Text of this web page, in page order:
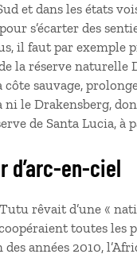
et dans les états
s’écarter des
il faut par
la réserve naturelle
sauvage,
le Drakensberg,
de Santa Lucia, à
d’arc-en-ciel
rêvait d’une «
toutes les
années 2010,